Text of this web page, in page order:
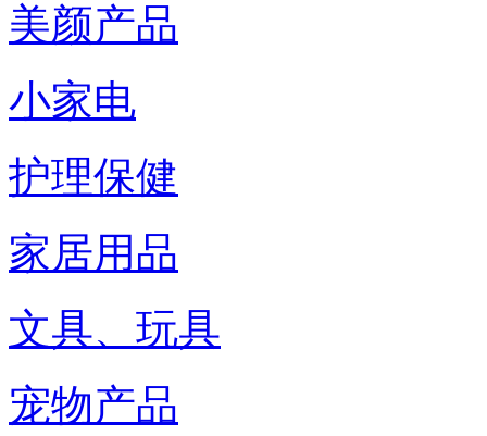
美颜产品
小家电
护理保健
家居用品
文具、玩具
宠物产品